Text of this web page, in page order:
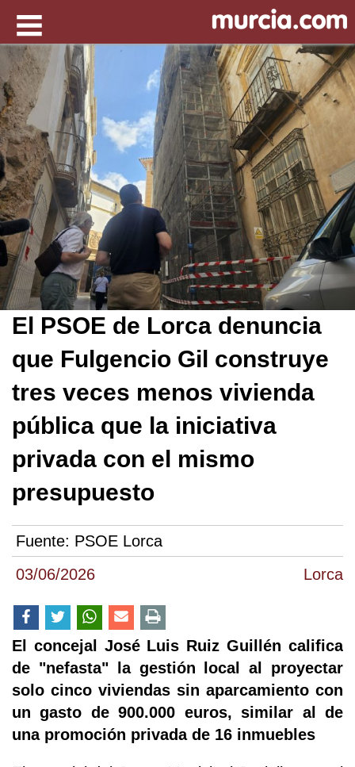
03/06/2026 Lorca
El PSOE de Lorca denuncia
que Fulgencio Gil construye
tres veces menos vivienda
pública que la iniciativa
privada con el mismo
presupuesto
Fuente: PSOE Lorca
El concejal José Luis Ruiz Guillén califica
de "nefasta" la gestión local al proyectar
solo cinco viviendas sin aparcamiento con
un gasto de 900.000 euros, similar al de
una promoción privada de 16 inmuebles